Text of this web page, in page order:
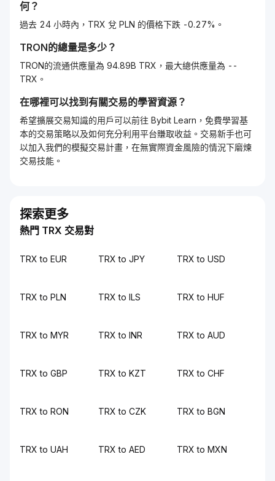
何？
過去 24 小時內，TRX 兌 PLN 的價格下跌 -0.27%。
TRON的總量是多少？
TRON的流通供應量為 94.89B TRX，最大總供應量為 --
TRX。
在哪裡可以找到有關交易的學習資源？
希望擴展交易知識的用戶可以前往 Bybit Learn，免費學習基
本的交易策略以及如何充分利用平台賺取收益。交易新手也可
以加入我們的模擬交易計畫，在無實際資金風險的情況下磨煉
交易技能。
探索更多
熱門 TRX 交易對
TRX to EUR TRX to JPY TRX to USD
TRX to PLN TRX to ILS TRX to HUF
TRX to MYR TRX to INR TRX to AUD
TRX to GBP TRX to KZT TRX to CHF
TRX to RON TRX to CZK TRX to BGN
TRX to UAH TRX to AED TRX to MXN